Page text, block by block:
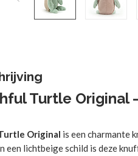
Turtle Original
Original is een charmante
een lichtbeige schild is deze